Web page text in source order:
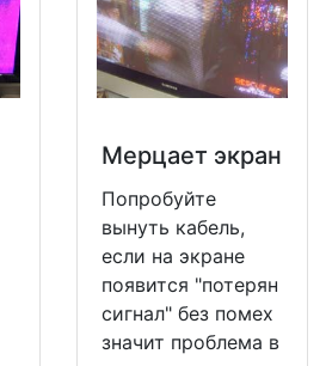
Мерцает экран
Попробуйте
вынуть кабель,
если на экране
появится "потерян
сигнал" без помех
значит проблема в